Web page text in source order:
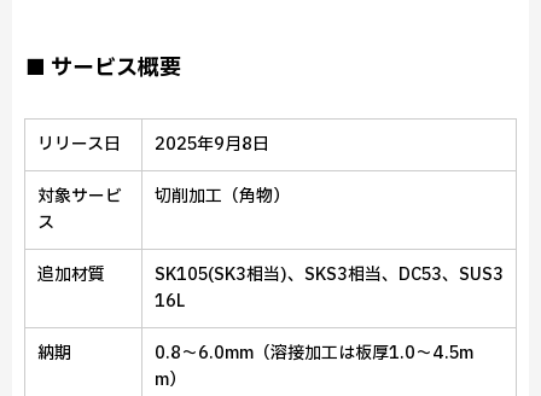
■ サービス概要
リリース日 2025年9月8日
対象サービ
ス
切削加工（角物）
追加材質
SK105(SK3相当)、SKS3相当、DC53、SUS3
16L
納期
0.8～6.0mm（溶接加工は板厚1.0～4.5m
m）